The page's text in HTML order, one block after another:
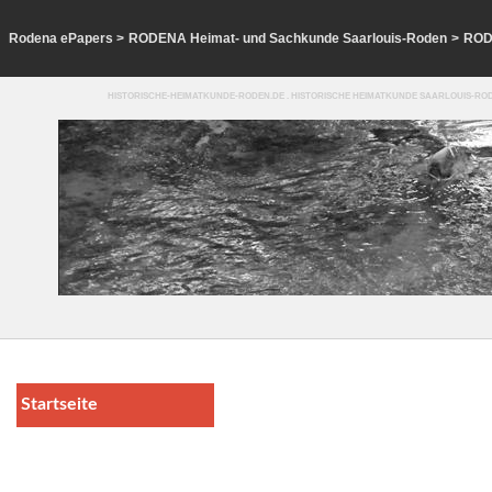
Rodena ePapers > RODENA Heimat- und Sachkunde Saarlouis-Roden >
HISTORISCHE-HEIMATKUNDE-RODEN.DE . HISTORISCHE HEIMATKUNDE SAARLOUIS-
Startseite